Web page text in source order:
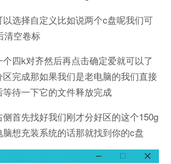
选择自定义比如说两个c盘呢我们可
清空卷标
四k对齐然后再点击确定爱就可以了
完成那如果我们是老电脑的我们直接
待一下它的文件释放完成
首先找好我们刚才分好区的这个150g
想充装系统的话那就找到你的c盘